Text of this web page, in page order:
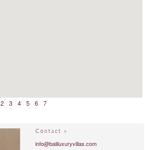
2 3 4 5 6 7
Contact »
info@baliluxuryvillas.com